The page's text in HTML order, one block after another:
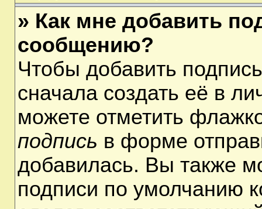
» Как мне добавить
сообщению?
Чтобы добавить
сначала создать её в
можете отметить
подпись в форме
добавилась. Вы также
подписи по умолчанию